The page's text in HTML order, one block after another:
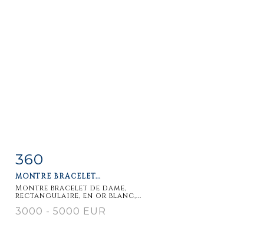
Item detail
360
MONTRE BRACELET...
Montre bracelet de dame,
rectangulaire, en or blanc,...
3000 - 5000 EUR